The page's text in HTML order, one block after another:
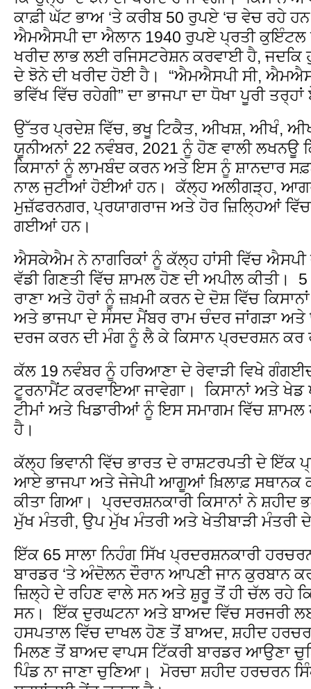
ਕਾਫ਼ੀ ਘੱਟ ਭਾਅ ‘ਤੇ ਕਰੀਬ 50 ਰੁਪਏ ‘ਚ ਵੇਚ ਰਹੇ
ਐਮਐਸਪੀ ਦਾ ਐਲਾਨ 1940 ਰੁਪਏ ਪ੍ਰਤੀ ਕੁਇੰਟਲ
ਖਰੀਦ ਲਾਭ ਲਈ ਰਜਿਸਟਰੇਸ਼ਨ ਕਰਵਾਈ ਹੈ, ਜਦਕਿ
ਦੇ ਝੋਨੇ ਦੀ ਖਰੀਦ ਹੋਈ ਹੈ। “ਐਮਐਸਪੀ ਸੀ,
ਭਵਿੱਖ ਵਿੱਚ ਰਹੇਗੀ” ਦਾ ਭਾਜਪਾ ਦਾ ਧੋਖਾ ਪੂਰੀ
ਉੱਤਰ ਪ੍ਰਦੇਸ਼ ਵਿੱਚ, ਭਖੂ ਟਿਕੈਤ, ਅੀਖਸ਼, ਅੀਖੰ,
ਯੂਨੀਅਨਾਂ 22 ਨਵੰਬਰ, 2021 ਨੂੰ ਹੋਣ ਵਾਲੀ ਲਖਨਊ
ਕਿਸਾਨਾਂ ਨੂੰ ਲਾਮਬੰਦ ਕਰਨ ਅਤੇ ਇਸ ਨੂੰ ਸ਼ਾਨਦਾਰ
ਨਾਲ ਜੁਟੀਆਂ ਹੋਈਆਂ ਹਨ। ਕੱਲ੍ਹ ਅਲੀਗੜ੍ਹ,
ਮੁਜ਼ੱਫਰਨਗਰ, ਪ੍ਰਯਾਗਰਾਜ ਅਤੇ ਹੋਰ ਜ਼ਿਲ੍ਹਿਆਂ ਵਿੱਚ
ਗਈਆਂ ਹਨ।
ਐਸਕੇਐਮ ਨੇ ਨਾਗਰਿਕਾਂ ਨੂੰ ਕੱਲ੍ਹ ਹਾਂਸੀ ਵਿੱਚ
ਵੱਡੀ ਗਿਣਤੀ ਵਿੱਚ ਸ਼ਾਮਲ ਹੋਣ ਦੀ ਅਪੀਲ ਕੀਤੀ।
ਰਾਣਾ ਅਤੇ ਹੋਰਾਂ ਨੂੰ ਜ਼ਖ਼ਮੀ ਕਰਨ ਦੇ ਦੋਸ਼ ਵਿੱਚ
ਅਤੇ ਭਾਜਪਾ ਦੇ ਸੰਸਦ ਮੈਂਬਰ ਰਾਮ ਚੰਦਰ ਜਾਂਗੜਾ
ਦਰਜ ਕਰਨ ਦੀ ਮੰਗ ਨੂੰ ਲੈ ਕੇ ਕਿਸਾਨ ਪ੍ਰਦਰਸ਼ਨ ਕਰ
ਕੱਲ 19 ਨਵੰਬਰ ਨੂੰ ਹਰਿਆਣਾ ਦੇ ਰੇਵਾੜੀ ਵਿਖੇ
ਟੂਰਨਾਮੈਂਟ ਕਰਵਾਇਆ ਜਾਵੇਗਾ। ਕਿਸਾਨਾਂ ਅਤੇ ਖੇਡ
ਟੀਮਾਂ ਅਤੇ ਖਿਡਾਰੀਆਂ ਨੂੰ ਇਸ ਸਮਾਗਮ ਵਿੱਚ ਸ਼ਾਮਲ
ਹੈ।
ਕੱਲ੍ਹ ਭਿਵਾਨੀ ਵਿੱਚ ਭਾਰਤ ਦੇ ਰਾਸ਼ਟਰਪਤੀ ਦੇ ਇੱਕ
ਆਏ ਭਾਜਪਾ ਅਤੇ ਜੇਜੇਪੀ ਆਗੂਆਂ ਖ਼ਿਲਾਫ਼ ਸਥਾਨਕ
ਕੀਤਾ ਗਿਆ। ਪ੍ਰਦਰਸ਼ਨਕਾਰੀ ਕਿਸਾਨਾਂ ਨੇ ਸ਼ਹੀਦ
ਮੁੱਖ ਮੰਤਰੀ, ਉਪ ਮੁੱਖ ਮੰਤਰੀ ਅਤੇ ਖੇਤੀਬਾੜੀ ਮੰਤਰੀ
ਇੱਕ 65 ਸਾਲਾ ਨਿਹੰਗ ਸਿੱਖ ਪ੍ਰਦਰਸ਼ਨਕਾਰੀ
ਬਾਰਡਰ ‘ਤੇ ਅੰਦੋਲਨ ਦੌਰਾਨ ਆਪਣੀ ਜਾਨ ਕੁਰਬਾਨ
ਜ਼ਿਲ੍ਹੇ ਦੇ ਰਹਿਣ ਵਾਲੇ ਸਨ ਅਤੇ ਸ਼ੁਰੂ ਤੋਂ ਹੀ ਚੱਲ ਰਹੇ
ਸਨ। ਇੱਕ ਦੁਰਘਟਨਾ ਅਤੇ ਬਾਅਦ ਵਿੱਚ ਸਰਜਰੀ
ਹਸਪਤਾਲ ਵਿੱਚ ਦਾਖਲ ਹੋਣ ਤੋਂ ਬਾਅਦ, ਸ਼ਹੀਦ
ਮਿਲਣ ਤੋਂ ਬਾਅਦ ਵਾਪਸ ਟਿੱਕਰੀ ਬਾਰਡਰ
ਪਿੰਡ ਨਾ ਜਾਣਾ ਚੁਣਿਆ। ਮੋਰਚਾ ਸ਼ਹੀਦ ਹਰਚਰਨ